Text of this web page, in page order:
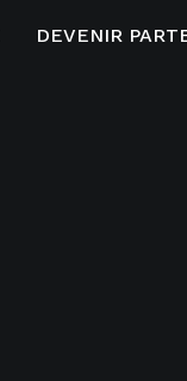
DEVENIR